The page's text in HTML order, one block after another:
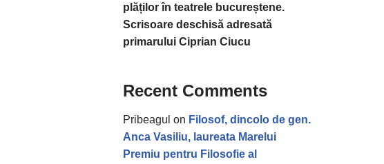
plăților în teatrele bucureștene.
Scrisoare deschisă adresată
primarului Ciprian Ciucu
Recent Comments
Pribeagul on Filosof, dincolo de gen.
Anca Vasiliu, laureata Marelui
Premiu pentru Filosofie al